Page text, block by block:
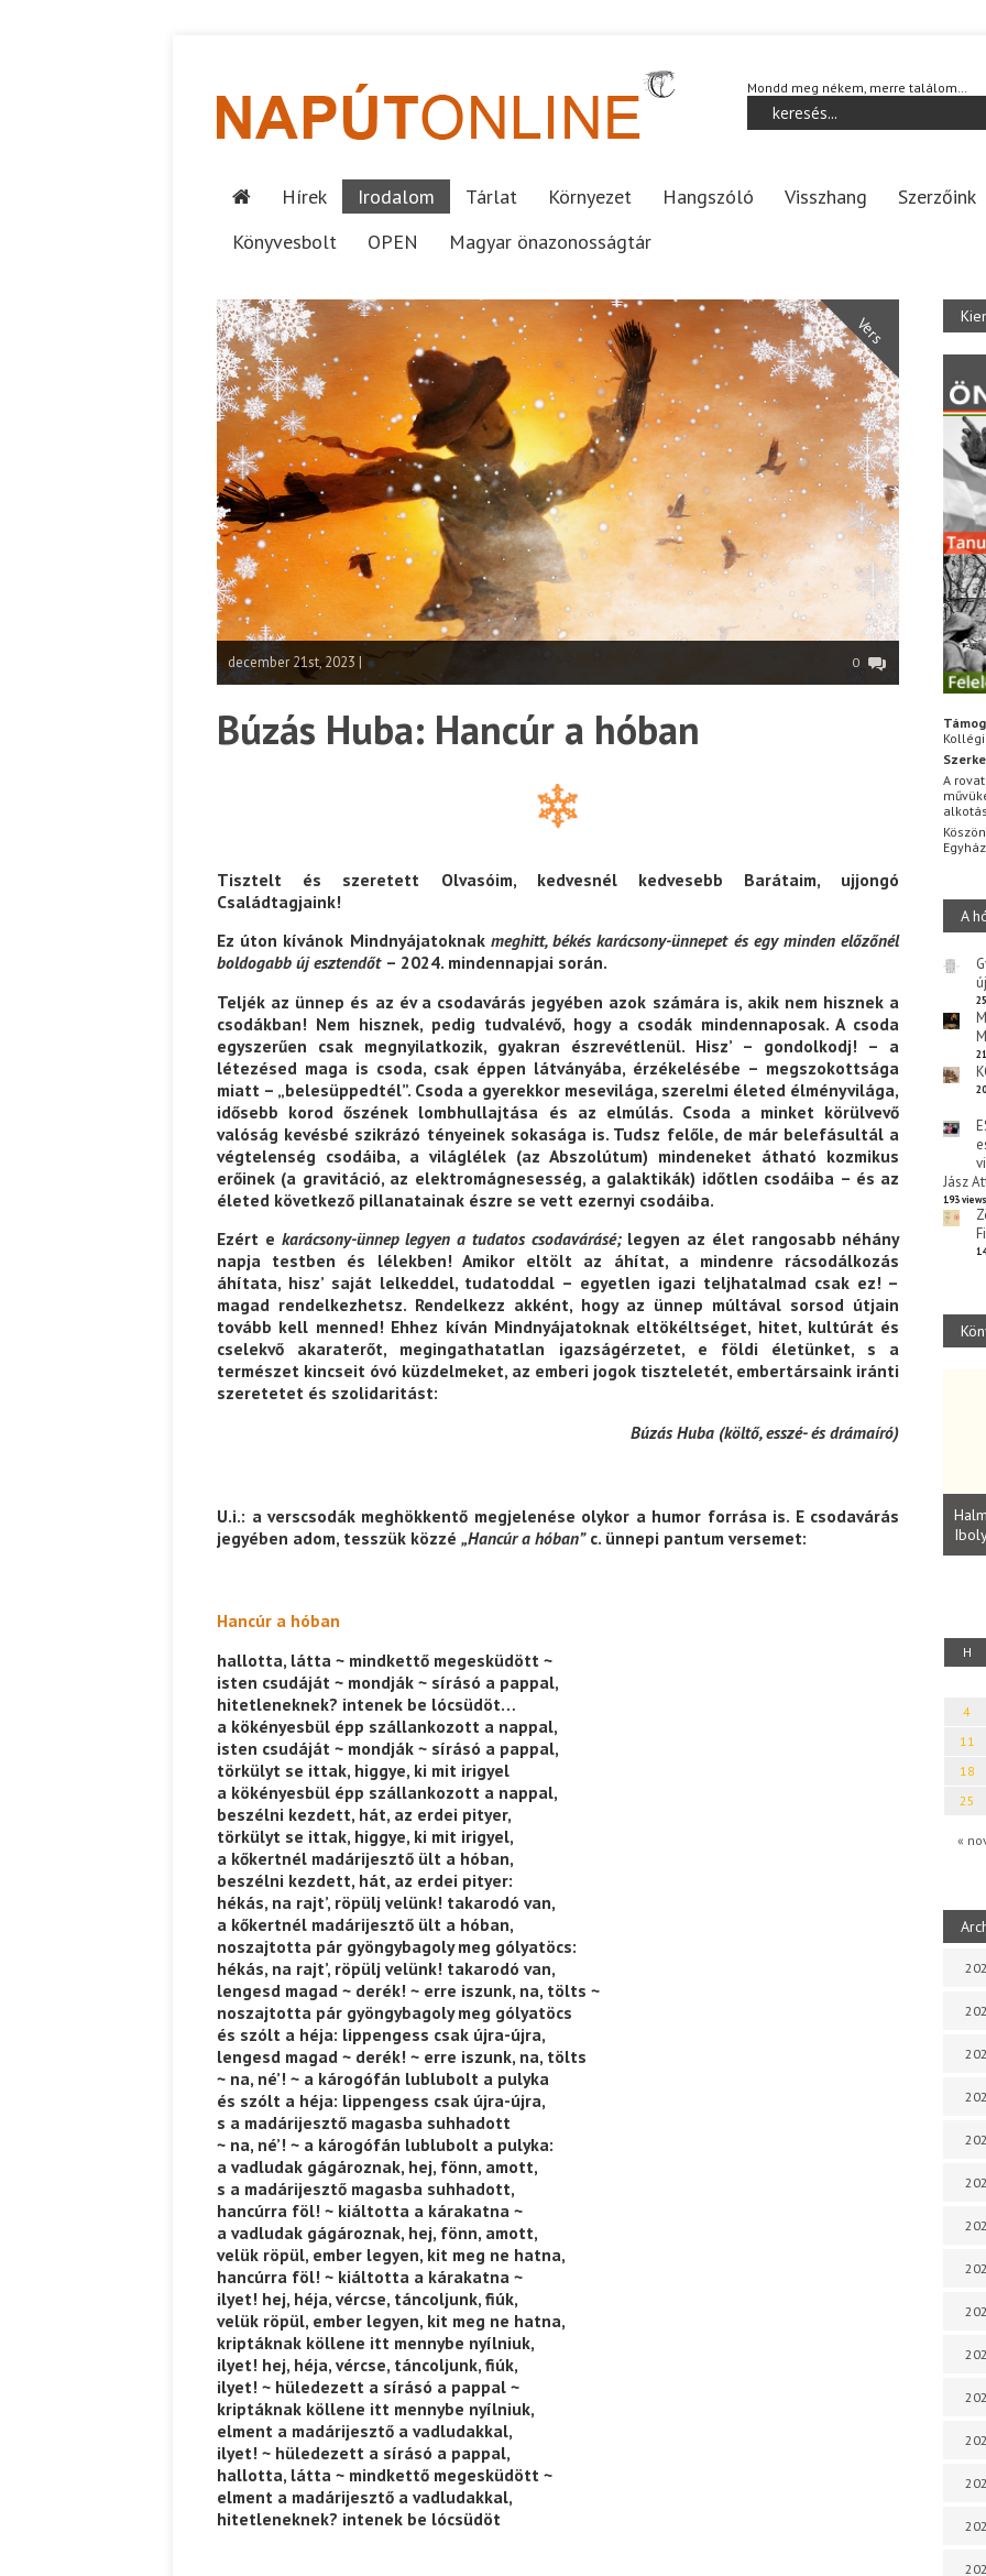
Mondd meg nékem, merre találom…
Hírek Irodalom Tárlat Környezet Hangszóló Visszhang Szerzőink
Könyvesbolt
OPEN Magyar önazonosságtár
Vers
december 21st, 2023 | 0
Búzás Huba: Hancúr a hóban
Tisztelt és szeretett Olvasóim, kedvesnél kedvesebb Barátaim, ujjongó
Családtagjaink!
Ez úton kívánok Mindnyájatoknak meghitt, békés karácsony-ünnepet és egy minden előzőnél
boldogabb új esztendőt – 2024. mindennapjai során.
Teljék az ünnep és az év a csodavárás jegyében azok számára is, akik nem hisznek a
csodákban! Nem hisznek, pedig tudvalévő, hogy a csodák mindennaposak. A csoda
egyszerűen csak megnyilatkozik, gyakran észrevétlenül. Hisz’ – gondolkodj! – a
létezésed maga is csoda, csak éppen látványába, érzékelésébe – megszokottsága
miatt – „belesüppedtél”. Csoda a gyerekkor mesevilága, szerelmi életed élményvilága,
idősebb korod őszének lombhullajtása és az elmúlás. Csoda a minket körülvevő
valóság kevésbé szikrázó tényeinek sokasága is. Tudsz felőle, de már belefásultál a
végtelenség csodáiba, a világlélek (az Abszolútum) mindeneket átható kozmikus
erőinek (a gravitáció, az elektromágnesesség, a galaktikák) időtlen csodáiba – és az
életed következő pillanatainak észre se vett ezernyi csodáiba.
Ezért e karácsony-ünneplegyen a tudatos csodavárásé; legyen az élet rangosabb néhány
napja testben és lélekben! Amikor eltölt az áhítat, a mindenre rácsodálkozás
áhítata, hisz’ saját lelkeddel, tudatoddal – egyetlen igazi teljhatalmad csak ez! –
magad rendelkezhetsz. Rendelkezz akként, hogy az ünnep múltával sorsod útjain
tovább kell menned! Ehhez kíván Mindnyájatoknak eltökéltséget, hitet, kultúrát és
cselekvő akaraterőt, megingathatatlan igazságérzetet, e földi életünket, s a
természet kincseit óvó küzdelmeket, az emberi jogok tiszteletét, embertársaink iránti
szeretetet és szolidaritást:
Búzás Huba (költő, esszé- és drámaíró)
U.i.: a verscsodák meghökkentő megjelenése olykor a humor forrása is. E csodavárás
jegyében adom, tesszük közzé „Hancúr a hóban”c. ünnepi pantum versemet:
Hancúr a hóban
hallotta, látta ~ mindkettő megesküdött ~
isten csudáját ~ mondják ~ sírásó a pappal,
hitetleneknek? intenek be lócsüdöt…
a kökényesbül épp szállankozott a nappal,
isten csudáját ~ mondják ~ sírásó a pappal,
törkülyt se ittak, higgye, ki mit irigyel
a kökényesbül épp szállankozott a nappal,
beszélni kezdett, hát, az erdei pityer,
törkülyt se ittak, higgye, ki mit irigyel,
a kőkertnél madárijesztő ült a hóban,
beszélni kezdett, hát, az erdei pityer:
hékás, na rajt’, röpülj velünk! takarodó van,
a kőkertnél madárijesztő ült a hóban,
noszajtotta pár gyöngybagoly meg gólyatöcs:
hékás, na rajt’, röpülj velünk! takarodó van,
lengesd magad ~ derék! ~ erre iszunk, na, tölts ~
noszajtotta pár gyöngybagoly meg gólyatöcs
és szólt a héja: lippengess csak újra-újra,
lengesd magad ~ derék! ~ erre iszunk, na, tölts
~ na, né’! ~ a károgófán lublubolt a pulyka
és szólt a héja: lippengess csak újra-újra,
s a madárijesztő magasba suhhadott
~ na, né’! ~ a károgófán lublubolt a pulyka:
a vadludak gágároznak, hej, fönn, amott,
s a madárijesztő magasba suhhadott,
hancúrra föl! ~ kiáltotta a kárakatna ~
a vadludak gágároznak, hej, fönn, amott,
velük röpül, ember legyen, kit meg ne hatna,
hancúrra föl! ~ kiáltotta a kárakatna ~
ilyet! hej, héja, vércse, táncoljunk, fiúk,
velük röpül, ember legyen, kit meg ne hatna,
kriptáknak köllene itt mennybe nyílniuk,
ilyet! hej, héja, vércse, táncoljunk, fiúk,
ilyet! ~ hüledezett a sírásó a pappal ~
kriptáknak köllene itt mennybe nyílniuk,
elment a madárijesztő a vadludakkal,
ilyet! ~ hüledezett a sírásó a pappal,
hallotta, látta ~ mindkettő megesküdött ~
elment a madárijesztő a vadludakkal,
hitetleneknek? intenek be lócsüdöt
A
A
Jász
193 views
Bevezetés a bául ösvénybe (Fordította:
Rideg Zsófia)
Halmai Tamás: Megválaszolt érintés. Leveles
Ibolya költői világa
H
«
4
11
18
25